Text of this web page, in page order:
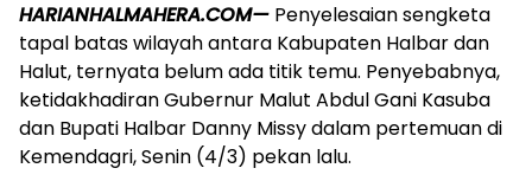
HARIANHALMAHERA.COM— Penyelesaian sengketa
tapal batas wilayah antara Kabupaten Halbar dan
Halut, ternyata belum ada titik temu. Penyebabnya,
ketidakhadiran Gubernur Malut Abdul Gani Kasuba
dan Bupati Halbar Danny Missy dalam pertemuan di
Kemendagri, Senin (4/3) pekan lalu.